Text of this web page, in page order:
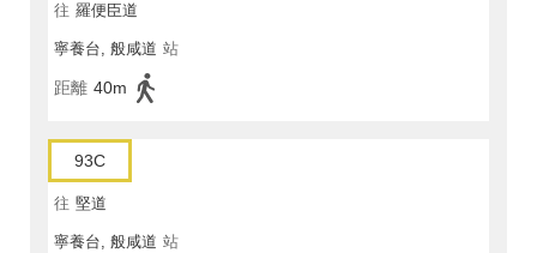
往 羅便臣道
寧養台, 般咸道 站
距離 40m
93C
往 堅道
寧養台, 般咸道 站